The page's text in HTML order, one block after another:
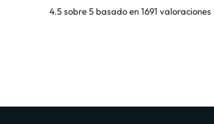
4.5 sobre 5 basado en 1691 valoraciones